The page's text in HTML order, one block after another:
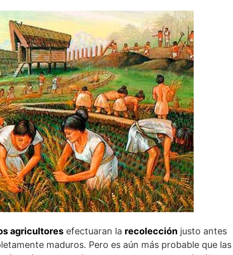
agricultores efectuaran la recolección justo antes
maduros. Pero es aún más probable que las